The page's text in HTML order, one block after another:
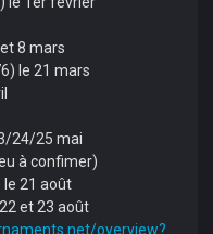
8 mars
le 21 mars
24/25 mai
à confimer)
le 21 août
et 23 août
overview?